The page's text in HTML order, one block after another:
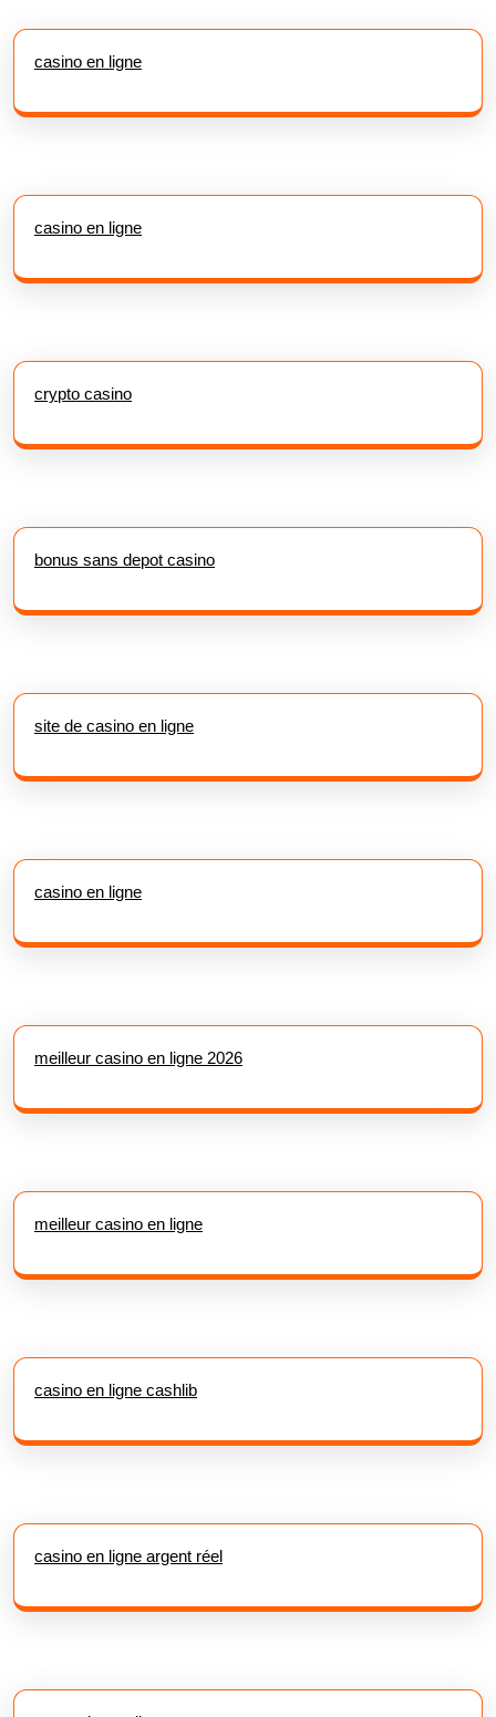
casino en ligne
casino en ligne
crypto casino
bonus sans depot casino
site de casino en ligne
casino en ligne
meilleur casino en ligne 2026
meilleur casino en ligne
casino en ligne cashlib
casino en ligne argent réel